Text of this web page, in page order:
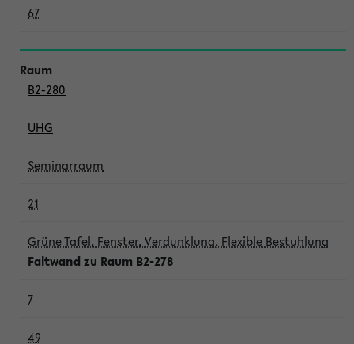
67
B2-280
UHG
Seminarraum
21
Grüne Tafel, Fenster, Verdunklung, Flexible Bestuhlung
Faltwand zu Raum B2-278
7
49